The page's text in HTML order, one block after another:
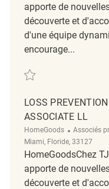
apporte de
découverte et
d'une équipe
encourage...
Sauvegarder Full-
LOSS
ASSOCIATE LL
HomeGoods Catégorie
Associés
Miami, Floride, 33127
HomeGoodsChez
apporte de
découverte et